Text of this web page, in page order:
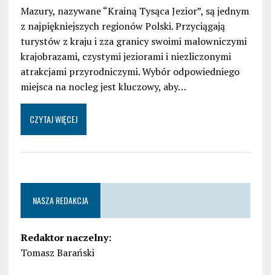
Mazury, nazywane “Krainą Tysąca Jezior”, są jednym
z najpiękniejszych regionów Polski. Przyciągają
turystów z kraju i zza granicy swoimi malowniczymi
krajobrazami, czystymi jeziorami i niezliczonymi
atrakcjami przyrodniczymi. Wybór odpowiedniego
miejsca na nocleg jest kluczowy, aby…
CZYTAJ WIĘCEJ
NASZA REDAKCJA
Redaktor naczelny:
Tomasz Barański